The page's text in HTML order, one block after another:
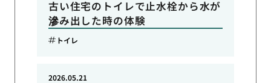
古い住宅のトイレで止水栓から水が
滲み出した時の体験
トイレ
2026.05.21